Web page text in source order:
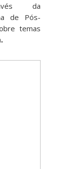
da
de Pós-
temas
.